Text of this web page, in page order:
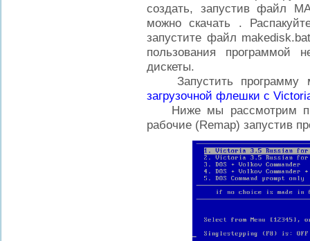
создать, запустив файл
можно скачать .
запустите файл
пользования программой
дискеты.
Запустить программу
загрузочной флешки с
Ниже мы рассмотрим
рабочие (Remap) запустив